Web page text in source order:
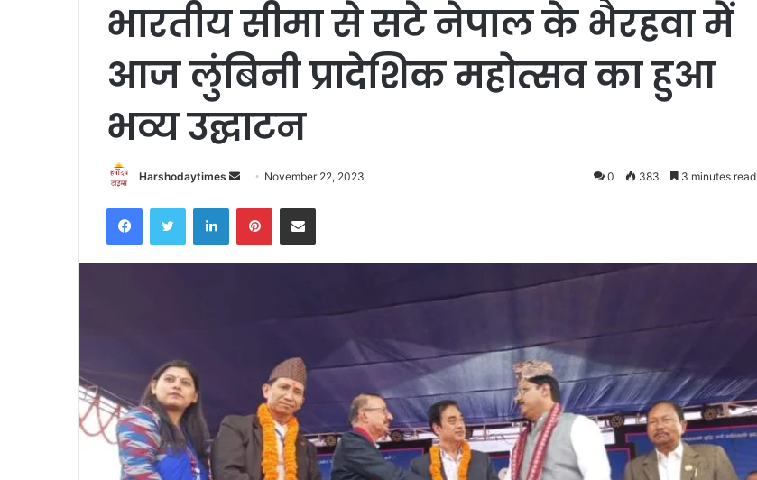
भारतीय सीमा से सटे नेपाल के भैरहवा में
आज लुंबिनी प्रादेशिक महोत्सव का हुआ
भव्य उद्घाटन
Harshodaytimes
Send
email
November 22, 2023 0 383 3 minutes read
FacebookTwitter LinkedInPinterestShare via Email